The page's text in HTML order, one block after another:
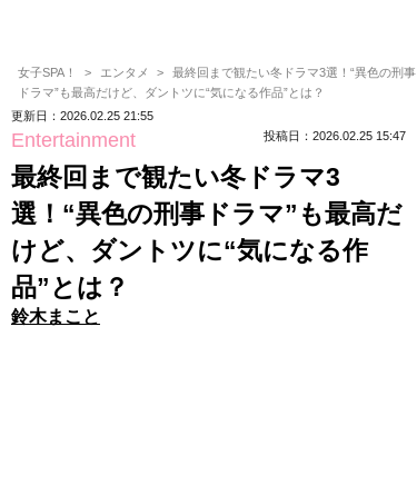
女子SPA！ エンタメ
最終回まで観たい冬ドラマ3選！“異色の刑事
ドラマ”も最高だけど、ダントツに“気になる作品”とは？
更新日：2026.02.25 21:55
Entertainment 投稿日：2026.02.25 15:47
最終回まで観たい冬ドラマ3
選！“異色の刑事ドラマ”も最高だ
けど、ダントツに“気になる作
品”とは？
鈴木まこと